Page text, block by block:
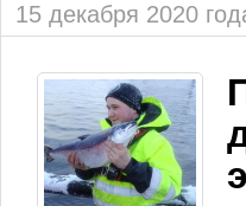
15 декабря 2020